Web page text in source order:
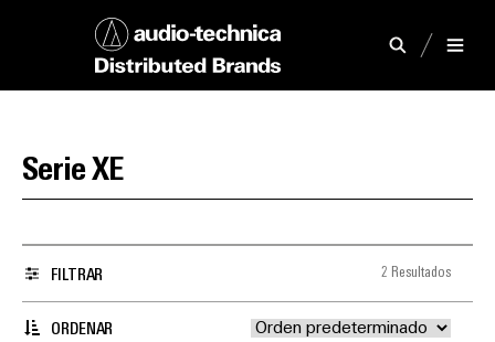
Serie XE
ORDENAR
FILTRAR 2 Resultados